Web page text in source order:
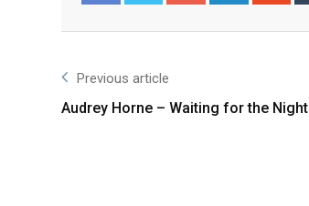
Previous article
Audrey Horne – Waiting for the Night